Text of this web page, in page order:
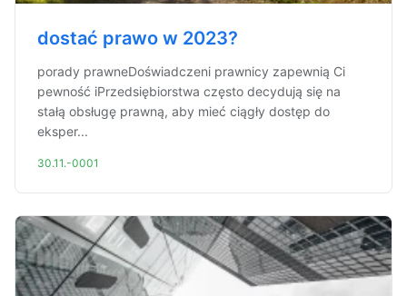
dostać prawo w 2023?
porady prawneDoświadczeni prawnicy zapewnią Ci
pewność iPrzedsiębiorstwa często decydują się na
stałą obsługę prawną, aby mieć ciągły dostęp do
eksper...
30.11.-0001